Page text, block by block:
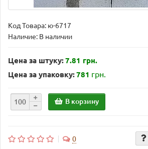
Код Товара: ю-6717
Наличие: В наличии
Цена за штуку:7.81 грн.
Цена за упаковку:781 грн.
В корзину
0